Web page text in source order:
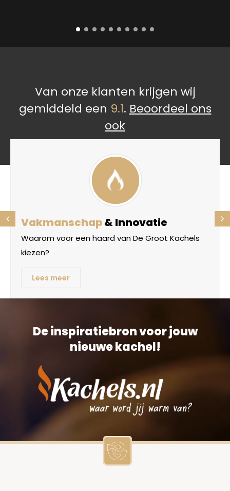
Van onze klanten krijgen wij
gemiddeld een 9.1. Beoordeel ons
ook
Vakmanschap& Innovatie
Waarom voor een haard van De Groot Kachels
kiezen?
Lees meer
De inspiratiebron voor jouw
nieuwe kachel!